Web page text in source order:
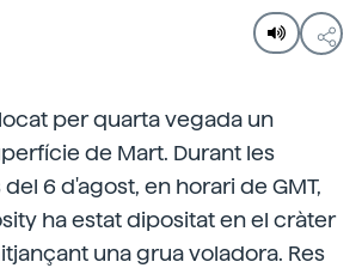
per quarta vegada un
de Mart. Durant les
6 d'agost, en horari de GMT,
ha estat dipositat en el cràter
una grua voladora. Res